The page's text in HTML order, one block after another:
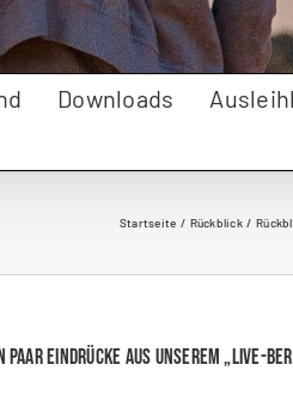
Downloads
Startseite Rückblick
Eindrücke aus unserem „Live-